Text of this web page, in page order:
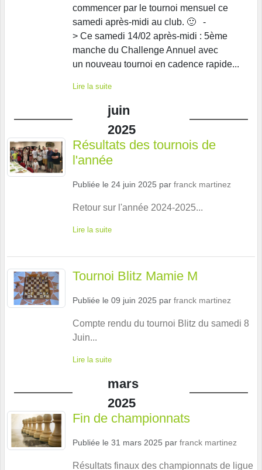
commencer par le tournoi mensuel ce
samedi après-midi au club. 🙂 -
> Ce samedi 14/02 après-midi : 5ème
manche du Challenge Annuel avec
un nouveau tournoi en cadence rapide...
Lire la suite
juin
2025
Résultats des tournois de
l'année
Publiée le 24 juin 2025 par franck martinez
Retour sur l'année 2024-2025...
Lire la suite
Tournoi Blitz Mamie M
Publiée le 09 juin 2025 par franck martinez
Compte rendu du tournoi Blitz du samedi 8
Juin...
Lire la suite
mars
2025
Fin de championnats
Publiée le 31 mars 2025 par franck martinez
Résultats finaux des championnats de ligue